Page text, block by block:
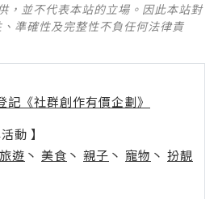
，並不代表本站的立場。因此本站對
準確性及完整性不負任何法律責
記《社群創作有價企劃》
動 】
旅遊 丶 美食 丶 親子 丶 寵物 丶 扮靚